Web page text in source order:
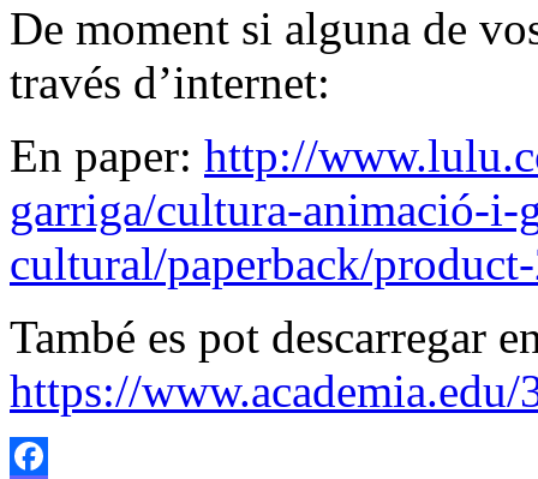
De moment si alguna de
través d’internet:
En paper: http://
garriga/cultura-animació-i-
cultural/paperback/
També es pot descarregar
https://